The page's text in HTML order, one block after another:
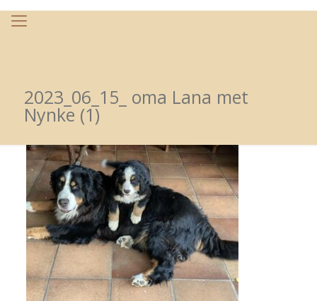
2023_06_15_ oma Lana met
Nynke (1)